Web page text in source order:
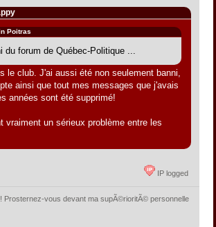
Poitras
du forum de Québec-Politique ...
le club. J'ai aussi été non seulement banni,
ainsi que tout mes messages que j'avais
années sont été supprimé!
vraiment un sérieux problème entre les
IP logged
Prosternez-vous devant ma supÃ©rioritÃ© personnelle